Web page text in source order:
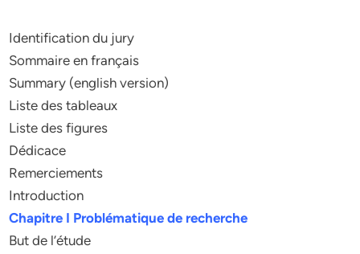
Identification du jury
Sommaire en français
Summary (english version)
Liste des tableaux
Liste des figures
Dédicace
Remerciements
Introduction
Chapitre I Problématique de recherche
But de l’étude